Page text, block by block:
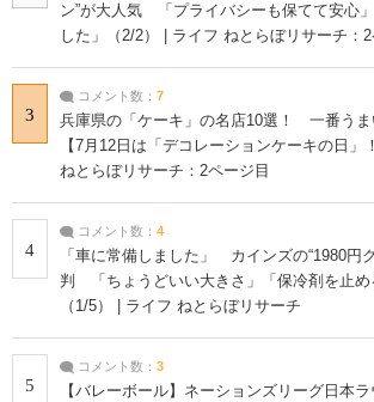
ン”が大人気 「プライバシーも保てて安心
した」（2/2） | ライフ ねとらぼリサーチ：2
3
コメント数： 7
兵庫県の「ケーキ」の名店10選！ 一番うま
【7月12日は「デコレーションケーキの日」
ねとらぼリサーチ：2ページ目
4
コメント数： 4
「車に常備しました」 カインズの“1980円
判 「ちょうどいい大きさ」「保冷剤を止め
（1/5） | ライフ ねとらぼリサーチ
5
コメント数： 3
【バレーボール】ネーションズリーグ日本